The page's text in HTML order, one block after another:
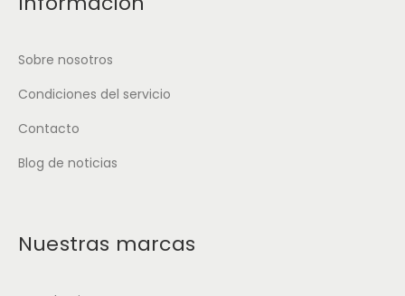
Sobre nosotros
Condiciones del servicio
Contacto
Blog de noticias
Nuestras marcas